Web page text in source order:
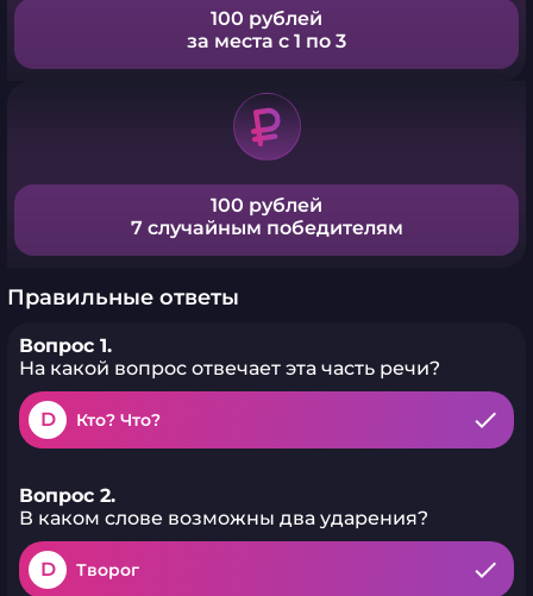
100 рублей
за места с 1 по 3
100 рублей
7 случайным победителям
Правильные ответы
Вопрос 1.
На какой вопрос отвечает эта часть речи?
D Кто? Что?
Вопрос 2.
В каком слове возможны два ударения?
D Творог